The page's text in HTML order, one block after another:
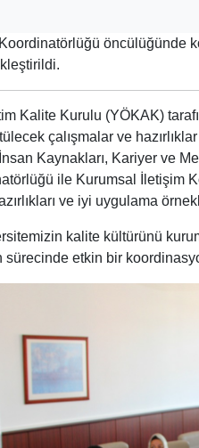
öncülüğünde
Kalite Kurulu (YÖKAK)
çalışmalar ve
Kaynakları, Kariyer ve
ile Kurumsal İletişim
ve iyi uygulama
kalite kültürünü
sürecinde etkin bir